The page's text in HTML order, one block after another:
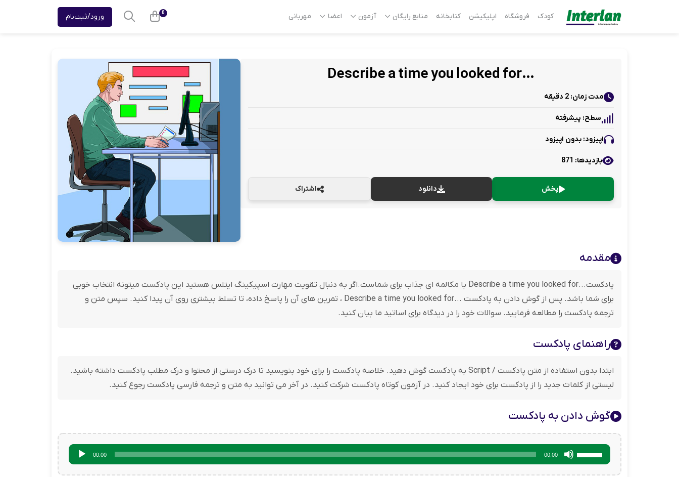
کودک فروشگاه اپلیکیشن کتابخانه منابع رایگان آزمون اعضا مهربانی 0 ورود/ثبت‌نام
…Describe a time you looked for
مدت زمان: 2 دقیقه
سطح: پیشرفته
اپیزود: بدون اپیزود
بازدید‌ها: 871
پخش دانلود اشتراک
مقدمه
پادکست...Describe a time you looked for با مکالمه ای جذاب برای شماست.اگر به دنبال تقویت مهارت اسپیکینگ ایتلس هستید این پادکست میتونه انتخاب خوبی
برای شما باشد. پس از گوش دادن به پادکست ...Describe a time you looked for ، تمرین های آن را پاسخ داده، تا تسلط بیشتری روی آن پیدا کنید. سپس متن و
ترجمه پادکست را مطالعه فرمایید. سوالات خود را در دیدگاه برای اساتید ما بیان کنید.
راهنمای پادکست
ابتدا بدون استفاده از متن پادکست / Script به پادکست گوش دهید. خلاصه پادکست را برای خود بنویسید تا درک درستی از محتوا و درک مطلب پادکست داشته باشید.
لیستی از کلمات جدید را از پادکست برای خود ایجاد کنید. در آزمون کوتاه پادکست شرکت کنید. در آخر می توانید به متن و ترجمه فارسی پادکست رجوع کنید.
گوش دادن به پادکست
صوت
00:00 00:00
برای
افزایش